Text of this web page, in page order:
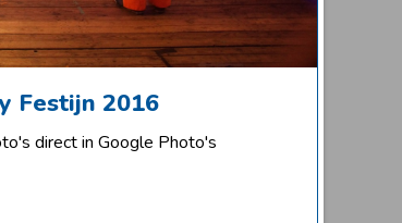
Festijn 2016
direct in Google Photo's